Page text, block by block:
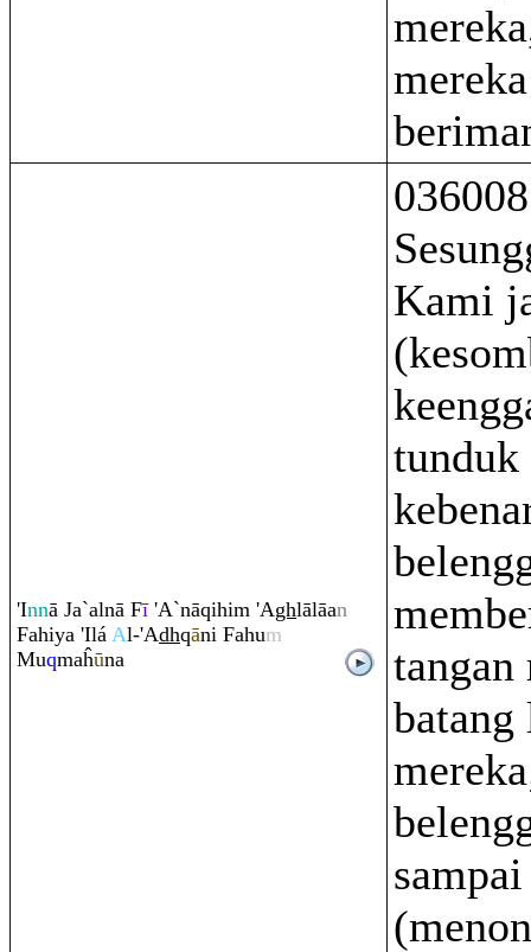
'Innā Ja`alnā Fī'A`nāqihim 'Aghlālāan
Fahiya 'Ilá Al-'Adhqāni Fahum
Muqmaĥūna
036008
Kami
tunduk
tangan
batang
sampai